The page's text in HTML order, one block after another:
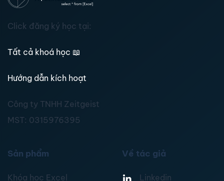
Click đăng ký học tại:
Tất cả khoá học 📖
Hướng dẫn kích hoạt
Công ty TNHH Zeitgeist
MST: 0315976395
Sản phẩm
Khóa học Excel
Về tác giả
Linkedin